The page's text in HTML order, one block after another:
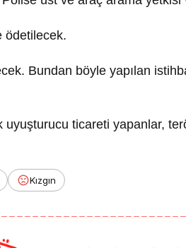
ödetilecek.
Bundan böyle yapılan
uyuşturucu ticareti yapanlar,
Kızgın